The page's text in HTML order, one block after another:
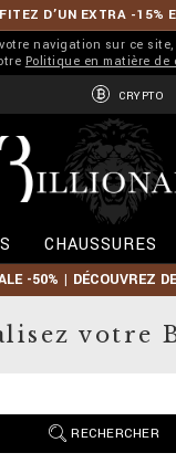
D’UN EXTRA -15%
navigation sur ce
Politique en matière de
CRYPTO
CHAUSSURES
-50% | DÉCOUVREZ
votre
RECHERCHER